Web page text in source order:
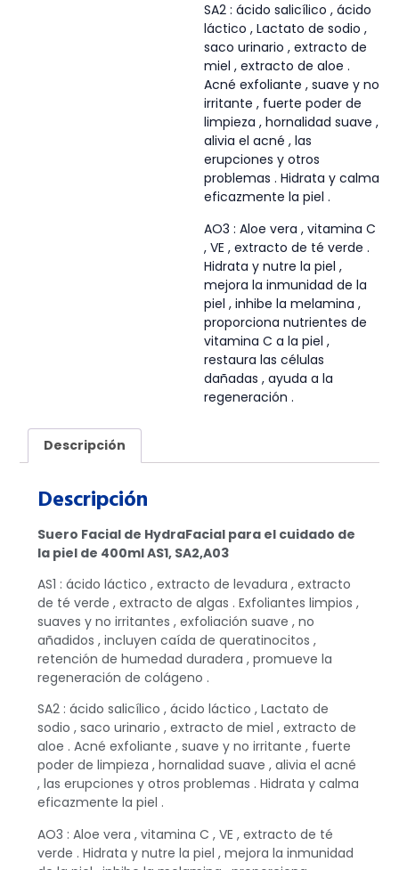
SA2 : ácido salicílico , ácido
láctico , Lactato de sodio ,
saco urinario , extracto de
miel , extracto de aloe .
Acné exfoliante , suave y no
irritante , fuerte poder de
limpieza , hornalidad suave ,
alivia el acné , las
erupciones y otros
problemas . Hidrata y calma
eficazmente la piel .
AO3 : Aloe vera , vitamina C
, VE , extracto de té verde .
Hidrata y nutre la piel ,
mejora la inmunidad de la
piel , inhibe la melamina ,
proporciona nutrientes de
vitamina C a la piel ,
restaura las células
dañadas , ayuda a la
regeneración .
Descripción
Descripción
Suero Facial de HydraFacial para el cuidado de
la piel de 400ml AS1, SA2,A03
AS1 : ácido láctico , extracto de levadura , extracto
de té verde , extracto de algas . Exfoliantes limpios ,
suaves y no irritantes , exfoliación suave , no
añadidos , incluyen caída de queratinocitos ,
retención de humedad duradera , promueve la
regeneración de colágeno .
SA2 : ácido salicílico , ácido láctico , Lactato de
sodio , saco urinario , extracto de miel , extracto de
aloe . Acné exfoliante , suave y no irritante , fuerte
poder de limpieza , hornalidad suave , alivia el acné
, las erupciones y otros problemas . Hidrata y calma
eficazmente la piel .
AO3 : Aloe vera , vitamina C , VE , extracto de té
verde . Hidrata y nutre la piel , mejora la inmunidad